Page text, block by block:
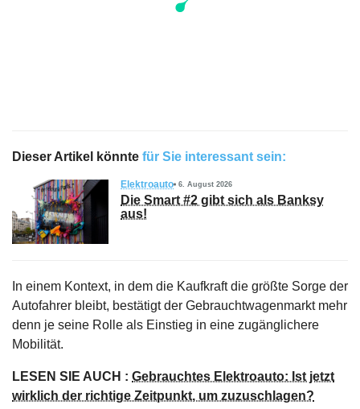
Dieser Artikel könnte für Sie interessant sein:
Elektroauto 6. August 2026
Die Smart #2 gibt sich als Banksy
aus!
In einem Kontext, in dem die Kaufkraft die größte Sorge der
Autofahrer bleibt, bestätigt der Gebrauchtwagenmarkt mehr
denn je seine Rolle als Einstieg in eine zugänglichere
Mobilität.
LESEN SIE AUCH : Gebrauchtes Elektroauto: Ist jetzt
wirklich der richtige Zeitpunkt, um zuzuschlagen?